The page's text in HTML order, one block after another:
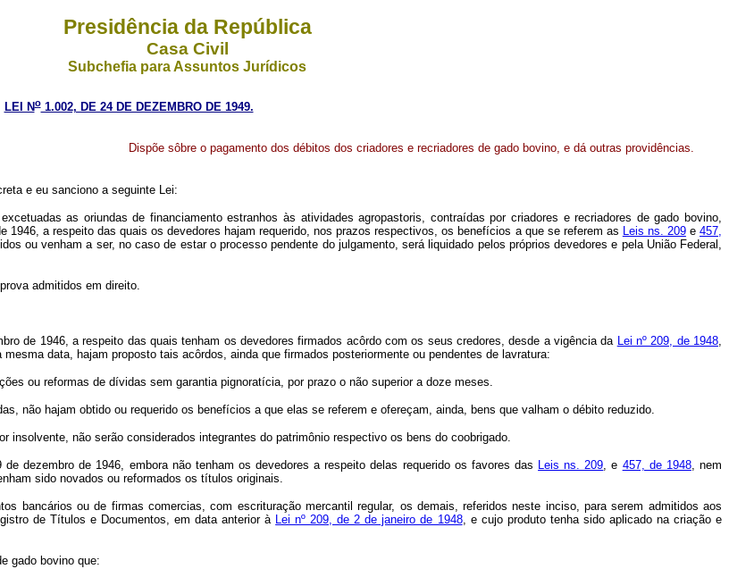
Presidência da República
Casa Civil
Subchefia para Assuntos Jurídicos
LEI No1.002, DE 24 DE DEZEMBRO DE 1949.
Dispõe sôbre o pagamento dos débitos dos criadores e recriadores de gado bovino, e dá outras providências.
e eu sanciono a seguinte Lei:
as oriundas de financiamento estranhos às atividades agropastoris, contraídas por criadores e recriadores de gado bovino,
a respeito das quais os devedores hajam requerido, nos prazos respectivos, os benefícios a que se referem as Leis ns. 209e457,
ou venham a ser, no caso de estar o processo pendente do julgamento, será liquidado pelos próprios devedores e pela União Federal,
admitidos em direito.
de 1946, a respeito das quais tenham os devedores firmados acôrdo com os seus credores, desde a vigência da Lei nº 209, de 1948,
data, hajam proposto tais acôrdos, ainda que firmados posteriormente ou pendentes de lavratura:
ou reformas de dívidas sem garantia pignoratícia, por prazo o não superior a doze meses.
não hajam obtido ou requerido os benefícios a que elas se referem e ofereçam, ainda, bens que valham o débito reduzido.
insolvente, não serão considerados integrantes do patrimônio respectivo os bens do coobrigado.
dezembro de 1946, embora não tenham os devedores a respeito delas requerido os favores das Leis ns. 209, e 457, de 1948, nem
sido novados ou reformados os títulos originais.
bancários ou de firmas comercias, com escrituração mercantil regular, os demais, referidos neste inciso, para serem admitidos aos
de Títulos e Documentos, em data anterior à Lei nº 209, de 2 de janeiro de 1948, e cujo produto tenha sido aplicado na criação e
gado bovino que: